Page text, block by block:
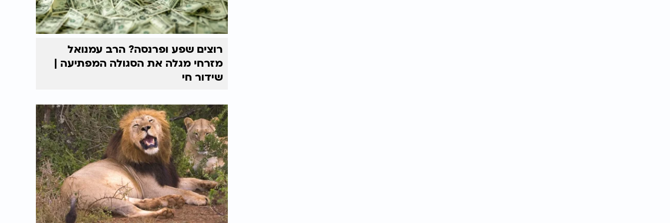
רוצים שפע ופרנסה? הרב עמנואל
מזרחי מגלה את הסגולה המפתיעה |
שידור חי